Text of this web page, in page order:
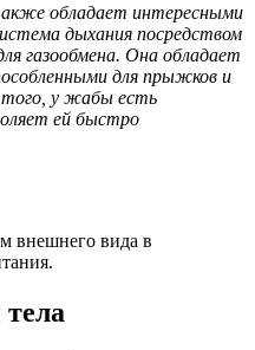
обладает интересными
дыхания посредством
газообмена. Она обладает
для прыжков и
у жабы есть
ей быстро
внешнего вида в